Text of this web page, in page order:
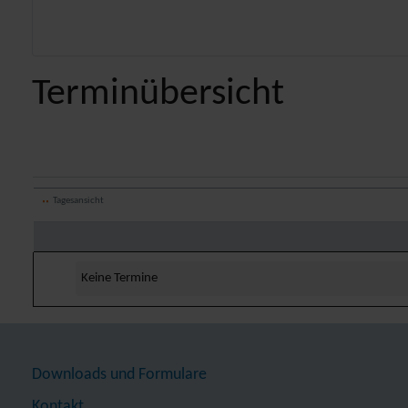
Terminübersicht
Tagesansicht
Keine Termine
Downloads und Formulare